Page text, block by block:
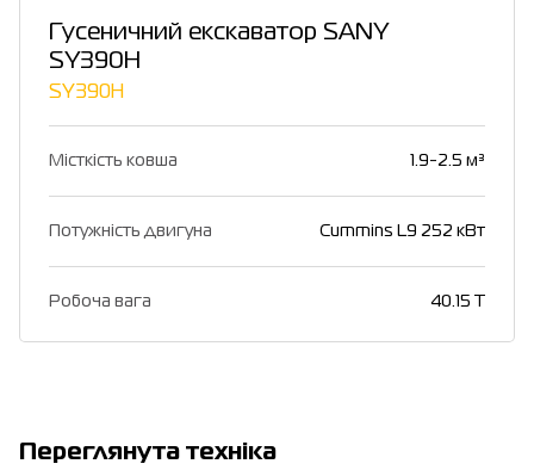
Гусеничний екскаватор SANY
SY390H
SY390H
Місткість ковша 1.9-2.5 м³
Потужність двигуна Cummins L9 252 кВт
Робоча вага 40.15 T
Переглянута техніка